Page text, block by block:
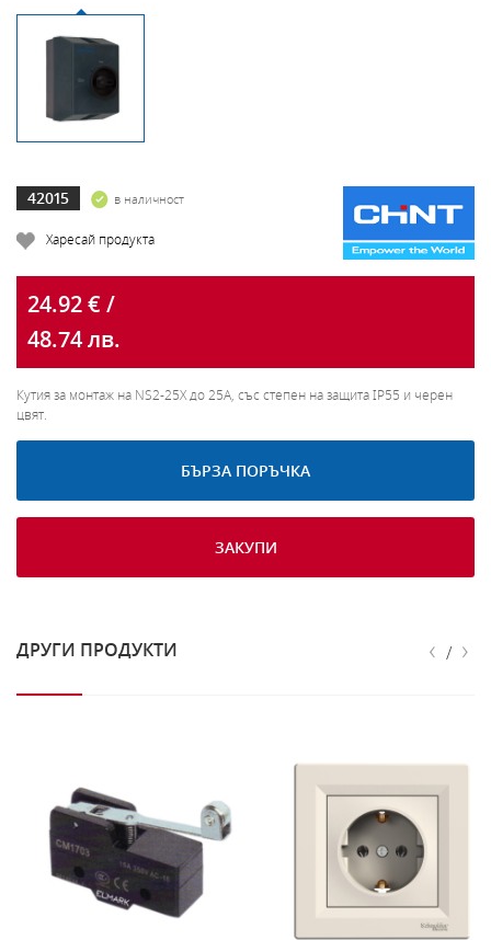
42015 в наличност
Харесай продукта
24.92 € /
48.74 лв.
Кутия за монтаж на NS2-25X до 25А, със степен на защита IP55 и черен
цвят.
БЪРЗА ПОРЪЧКА
ЗАКУПИ
ДРУГИ ПРОДУКТИ ‹ / ›